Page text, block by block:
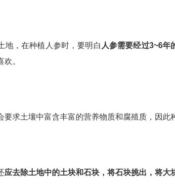
，在种植人参时，要明白 人参需要经过3~6年
。
求土壤中富含丰富的营养物质和腐殖质，因此
应去除土地中的土块和石块，将石块挑出，将大